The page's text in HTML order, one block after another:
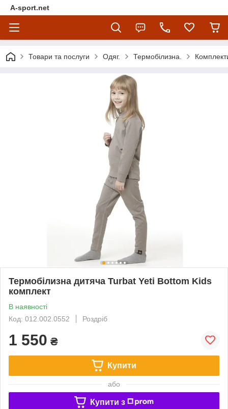
A-sport.net
Товари та послуги Одяг. Термобілизна.
Термобілизна дитяча Turbat Yeti Bottom Kids
комплект
В наявності
Код: 012.002.0552
Роздріб
1 550 ₴
Купити
або
Купити з